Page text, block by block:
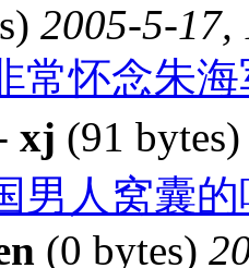
2005-5-17,
常怀念朱
xj (91
男人窝囊
(0 bytes)